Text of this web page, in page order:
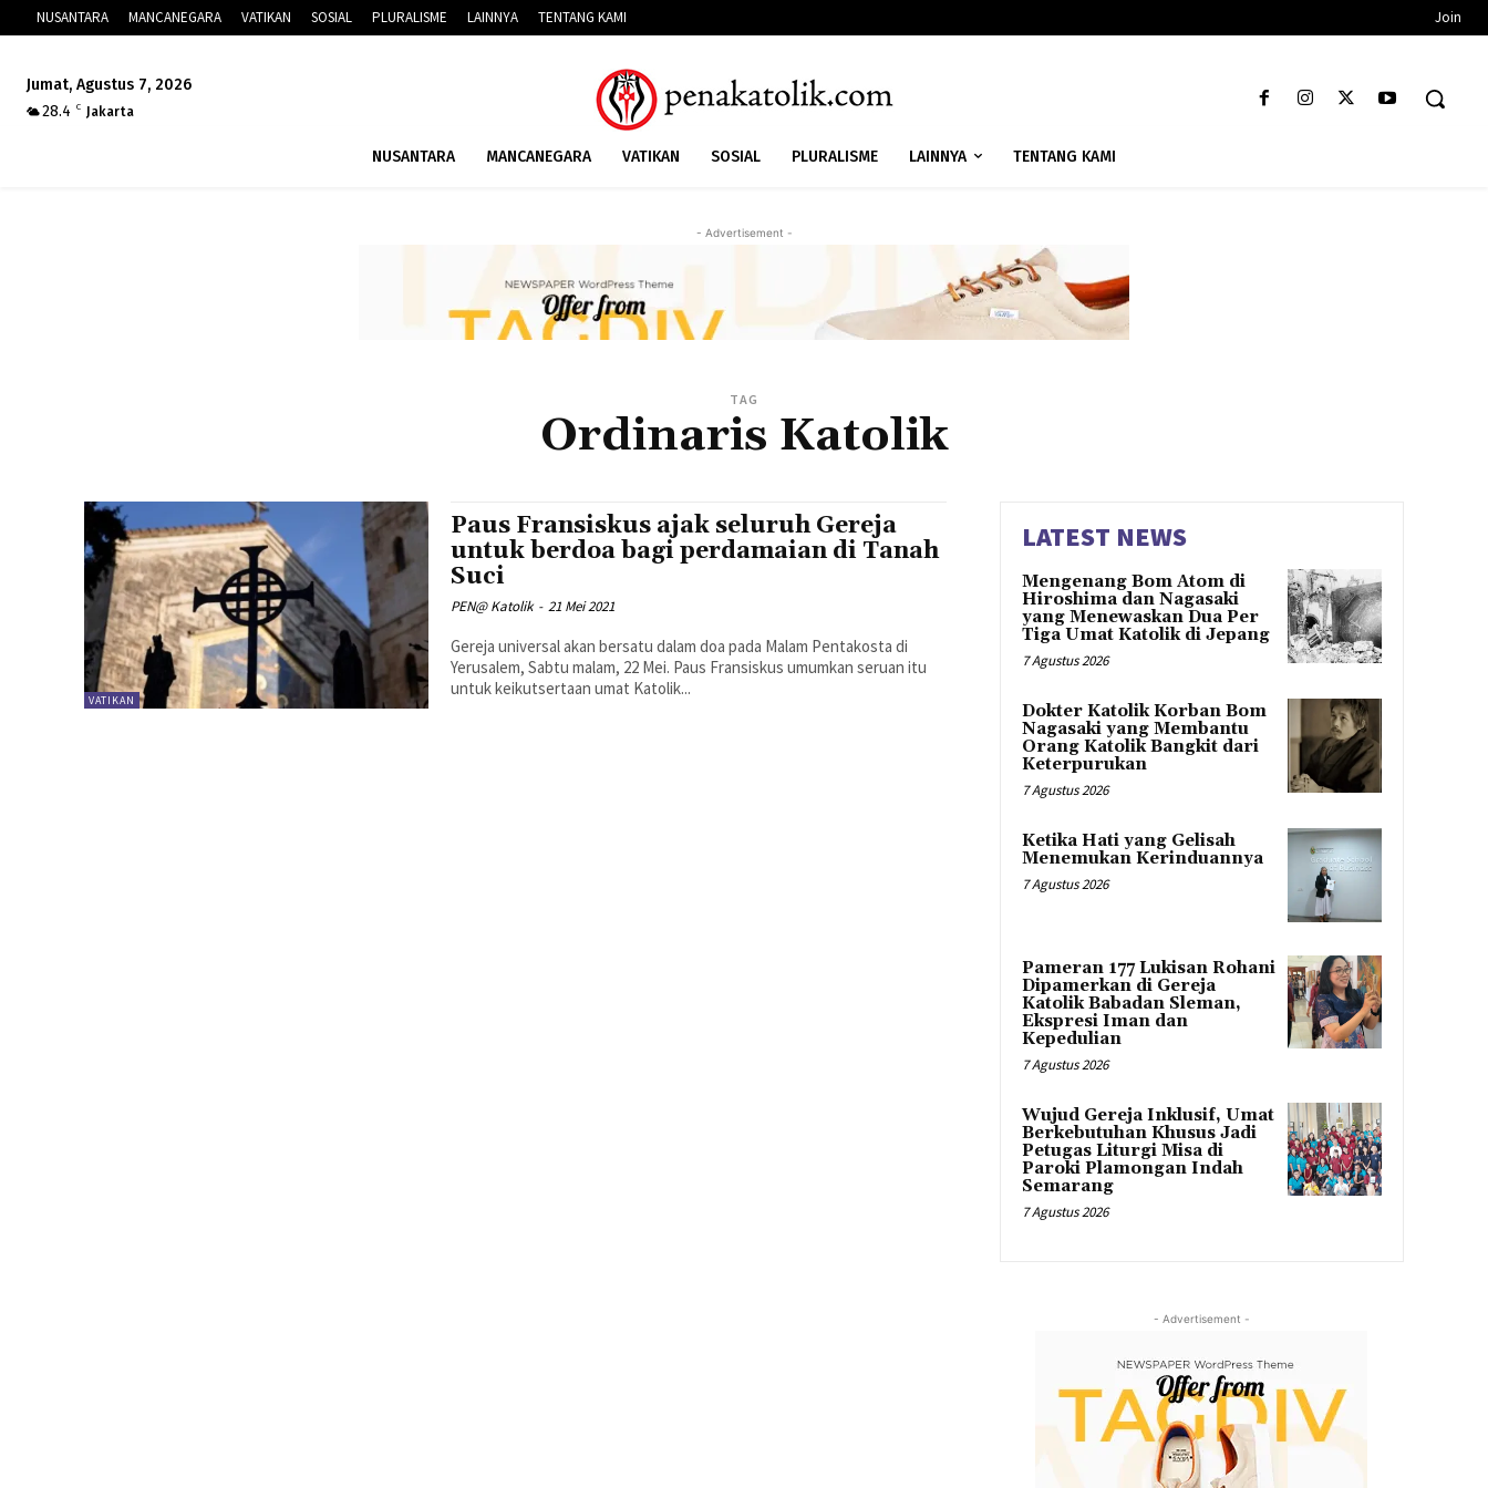
NUSANTARA MANCANEGARA VATIKAN SOSIAL PLURALISME LAINNYA TENTANG KAMI Join
Jumat, Agustus 7, 2026
28.4
C Jakarta
NUSANTARA MANCANEGARA VATIKAN SOSIAL PLURALISME LAINNYA TENTANG KAMI
- Advertisement -
TAG
Ordinaris Katolik
VATIKAN
Paus Fransiskus ajak seluruh Gereja
untuk berdoa bagi perdamaian di Tanah
Suci
PEN@ Katolik - 21 Mei 2021
Gereja universal akan bersatu dalam doa pada Malam Pentakosta di
Yerusalem, Sabtu malam, 22 Mei. Paus Fransiskus umumkan seruan itu
untuk keikutsertaan umat Katolik...
LATEST NEWS
Mengenang Bom Atom di
Hiroshima dan Nagasaki
yang Menewaskan Dua Per
Tiga Umat Katolik di Jepang
7 Agustus 2026
Dokter Katolik Korban Bom
Nagasaki yang Membantu
Orang Katolik Bangkit dari
Keterpurukan
7 Agustus 2026
Ketika Hati yang Gelisah
Menemukan Kerinduannya
7 Agustus 2026
Pameran 177 Lukisan Rohani
Dipamerkan di Gereja
Katolik Babadan Sleman,
Ekspresi Iman dan
Kepedulian
7 Agustus 2026
Wujud Gereja Inklusif, Umat
Berkebutuhan Khusus Jadi
Petugas Liturgi Misa di
Paroki Plamongan Indah
Semarang
7 Agustus 2026
- Advertisement -